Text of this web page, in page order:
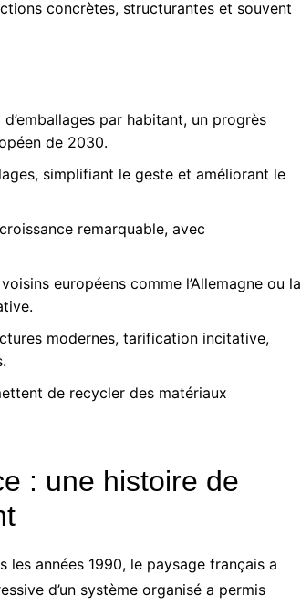
concrètes, structurantes et souvent
par habitant, un progrès
de 2030.
simplifiant le geste et améliorant le
remarquable, avec
européens comme l’Allemagne ou la
modernes, tarification incitative,
de recycler des matériaux
: une histoire de
années 1990, le paysage français a
d’un système organisé a permis